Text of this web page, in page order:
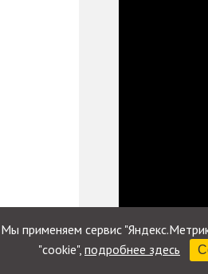
Мы применяем сервис
"cookie", подробнее здесь